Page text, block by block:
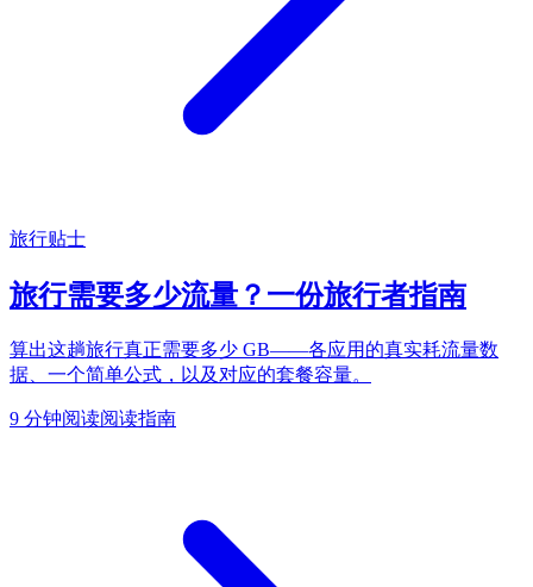
旅行贴士
旅行需要多少流量？一份旅行者指南
算出这趟旅行真正需要多少 GB——各应用的真实耗流量数
据、一个简单公式，以及对应的套餐容量。
9 分钟阅读阅读指南